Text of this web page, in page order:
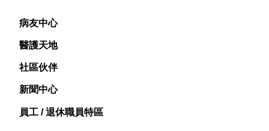
病友中心
醫護天地
社區伙伴
新聞中心
員工 / 退休職員特區